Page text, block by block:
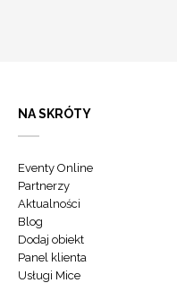
NA SKRÓTY
Eventy Online
Partnerzy
Aktualności
Blog
Dodaj obiekt
Panel klienta
Usługi Mice